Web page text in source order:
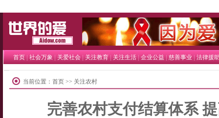
世界的爱
首页|社会万象|关爱社会|关注教育|关注生活|企业公益|慈善事业|法律援
当前位置： 首页 >> 关注农村
完善农村支付结算体系